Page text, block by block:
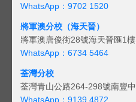
WhatsApp：9702 1520
將軍澳分校（海天晉）
將軍澳唐俊街28號海天晉匯1
WhatsApp：6734 5464
荃灣分校
荃灣青山公路264-298號南豐
WhatsApp：9139 4872